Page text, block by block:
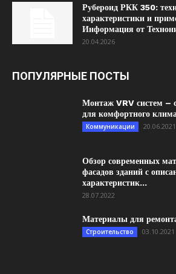
Рубероид РКК 350:
характеристики и
Информация от
20.04.2026
ПОПУЛЯРНЫЕ ПОСТЫ
Монтаж VRV систем –
для комфортного
Коммуникации 20.06.2021
Обзор современных
фасадов зданий с
характеристик...
28.07.2022
Материалы для
Строительство 03.10.2021